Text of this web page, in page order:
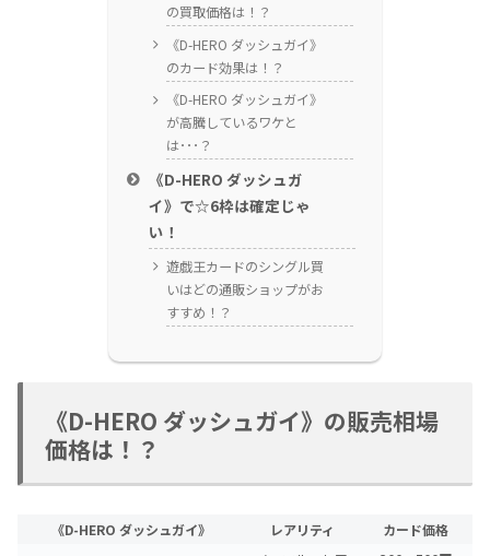
の買取価格は！？
《D-HERO ダッシュガイ》
のカード効果は！？
《D-HERO ダッシュガイ》
が高騰しているワケと
は･･･？
《D-HERO ダッシュガ
イ》で☆6枠は確定じゃ
い！
遊戯王カードのシングル買
いはどの通販ショップがお
すすめ！？
《D-HERO ダッシュガイ》の販売相場
価格は！？
《D-HERO ダッシュガイ》 レアリティ
カード価格